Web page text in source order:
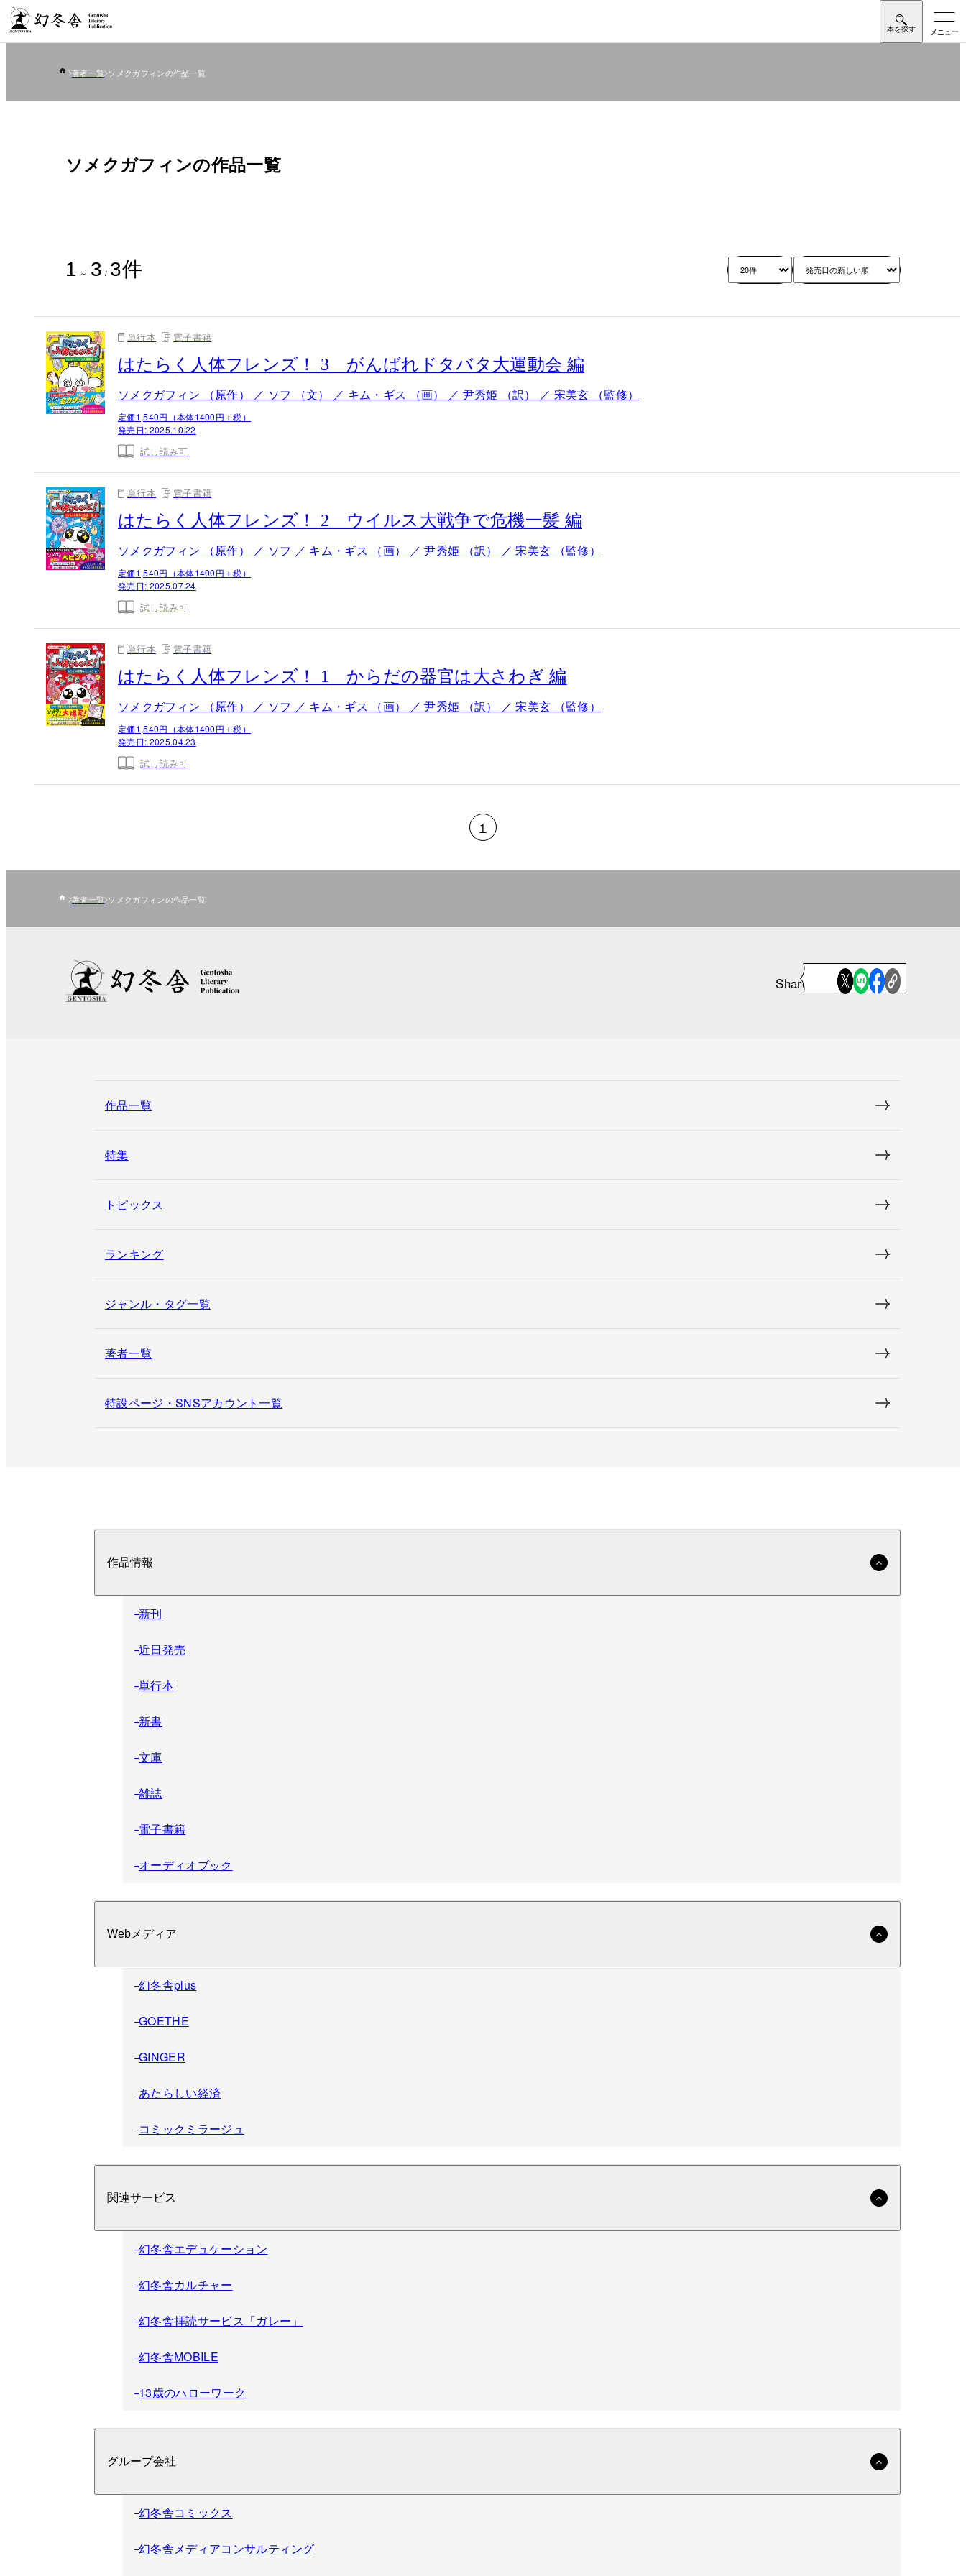
著者一覧 ソメクガフィンの作品一覧
ソメクガフィンの作品一覧
1 ～ 3 / 3件
単行本 電子書籍
はたらく人体フレンズ！ 3 がんばれドタバタ大運動会 編
ソメクガフィン （原作） ／ ソフ （文） ／ キム・ギス （画） ／ 尹秀姫 （訳） ／ 宋美玄 （監修）
定価1,540円（本体1400円＋税）
発売日: 2025.10.22
試し読み可
単行本 電子書籍
はたらく人体フレンズ！ 2 ウイルス大戦争で危機一髪 編
ソメクガフィン （原作） ／ ソフ ／ キム・ギス （画） ／ 尹秀姫 （訳） ／ 宋美玄 （監修）
定価1,540円（本体1400円＋税）
発売日: 2025.07.24
試し読み可
単行本 電子書籍
はたらく人体フレンズ！ 1 からだの器官は大さわぎ 編
ソメクガフィン （原作） ／ ソフ ／ キム・ギス （画） ／ 尹秀姫 （訳） ／ 宋美玄 （監修）
定価1,540円（本体1400円＋税）
発売日: 2025.04.23
試し読み可
1
著者一覧 ソメクガフィンの作品一覧
Share
作品一覧
特集
トピックス
ランキング
ジャンル・タグ一覧
著者一覧
特設ページ・SNSアカウント一覧
作品情報
新刊
近日発売
単行本
新書
文庫
雑誌
電子書籍
オーディオブック
Webメディア
幻冬舎plus
GOETHE
GINGER
あたらしい経済
コミックミラージュ
関連サービス
幻冬舎エデュケーション
幻冬舎カルチャー
幻冬舎拝読サービス「ガレー」
幻冬舎MOBILE
13歳のハローワーク
グループ会社
幻冬舎コミックス
幻冬舎メディアコンサルティング